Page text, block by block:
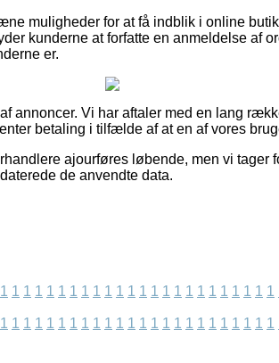
muligheder for at få indblik i online
kunderne at forfatte en anmeldelse af
er.
annoncer. Vi har aftaler med en lang
betaling i tilfælde af at en af vores
ajourføres løbende, men vi tager
de anvendte data.
1 1 1 1 1 1 1 1 1 1 1 1 1 1 1 1 1 1 1 1 1 1 1 1
1 1 1 1 1 1 1 1 1 1 1 1 1 1 1 1 1 1 1 1 1 1 1 1